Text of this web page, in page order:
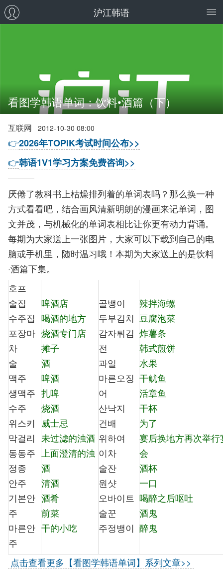
沪江韩语
看图学韩语单词：饮料•酒篇（下）
互联网 2012-10-30 08:00
👉2026年TOPIK考试时间公布>>
👉韩语1V1学习方案免费咨询>>
厌倦了教科书上枯燥排列着的单词表吗？那么换一种
方式看看吧，结合画风清新明朗的漫画来记单词，图
文并茂，与机械化的单词表相比让你更有动力背诵。
每期为大家送上一张图片，大家可以下载到自己的电
脑或手机里，随时温习哦！本期为大家送上的是饮料
·酒篇下集。
호프
술집
수주집
포장마
차
술
맥주
생맥주
수주
위스키
막걸리
동동주
정종
안주
기본안
주
마른안
주
啤酒店
喝酒的地方
烧酒专门店
摊子
酒
啤酒
扎啤
烧酒
威士忌
未过滤的浊酒
上面澄清的浊
酒
清酒
酒肴
前菜
干的小吃
골뱅이
두부김치
감자튀김
전
과일
마른오징
어
산낙지
건배
위하여
이차
술잔
원샷
오바이트
술꾼
주정뱅이
辣拌海螺
豆腐泡菜
炸薯条
韩式煎饼
水果
干鱿鱼
活章鱼
干杯
为了
宴后换地方再次举行
会
酒杯
一口
喝醉之后呕吐
酒鬼
醉鬼
点击查看更多【看图学韩语单词】系列文章>>